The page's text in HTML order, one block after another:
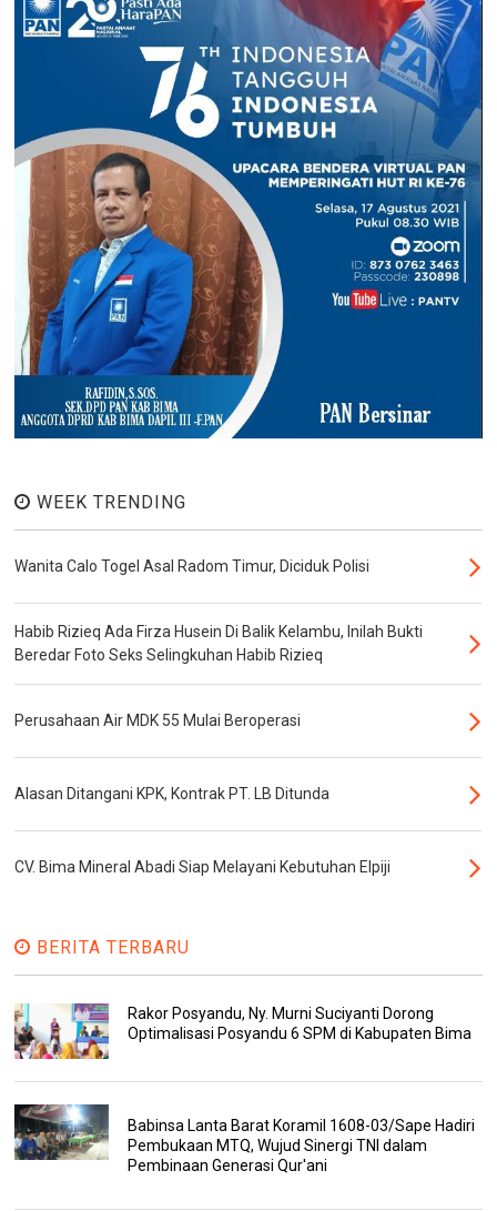
WEEK TRENDING
Wanita Calo Togel Asal Radom Timur, Diciduk Polisi
Habib Rizieq Ada Firza Husein Di Balik Kelambu, Inilah Bukti
Beredar Foto Seks Selingkuhan Habib Rizieq
Perusahaan Air MDK 55 Mulai Beroperasi
Alasan Ditangani KPK, Kontrak PT. LB Ditunda
CV. Bima Mineral Abadi Siap Melayani Kebutuhan Elpiji
BERITA TERBARU
Rakor Posyandu, Ny. Murni Suciyanti Dorong
Optimalisasi Posyandu 6 SPM di Kabupaten Bima
Babinsa Lanta Barat Koramil 1608-03/Sape Hadiri
Pembukaan MTQ, Wujud Sinergi TNI dalam
Pembinaan Generasi Qur'ani